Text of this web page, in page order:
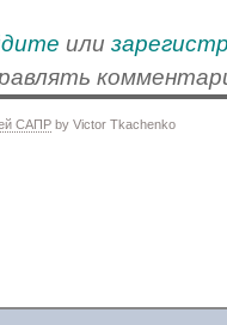
или
САПРby Victor Tkachenko